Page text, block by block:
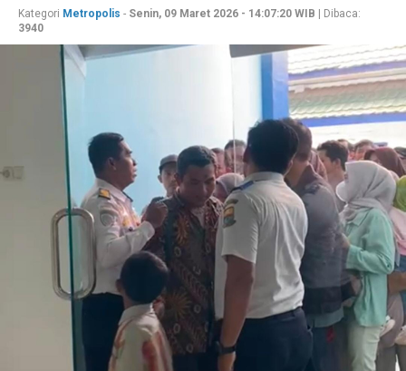
Kategori Metropolis - Senin, 09 Maret 2026 - 14:07:20 WIB | Dibaca:
3940